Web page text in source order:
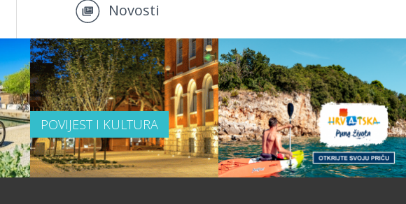
Novosti
POVIJEST I KULTURA